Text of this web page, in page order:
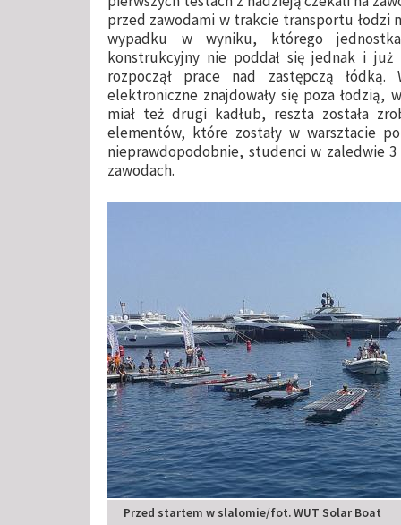
przed zawodami w trakcie transportu łodzi
wypadku w wyniku, którego
konstrukcyjny nie poddał się jednak i
rozpoczął prace nad zastępczą łódką.
elektroniczne znajdowały się poza łodzią,
miał też drugi kadłub, reszta została
elementów, które zostały w warsztacie
nieprawdopodobnie, studenci w zaledwie
zawodach.
Przed startem w slalomie/fot. WUT Solar Boat